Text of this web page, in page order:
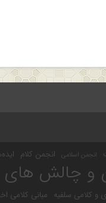
انجمن اسلامی انجمن کلام
و چالش های
و کلامی سلفیه مبانی کلامی